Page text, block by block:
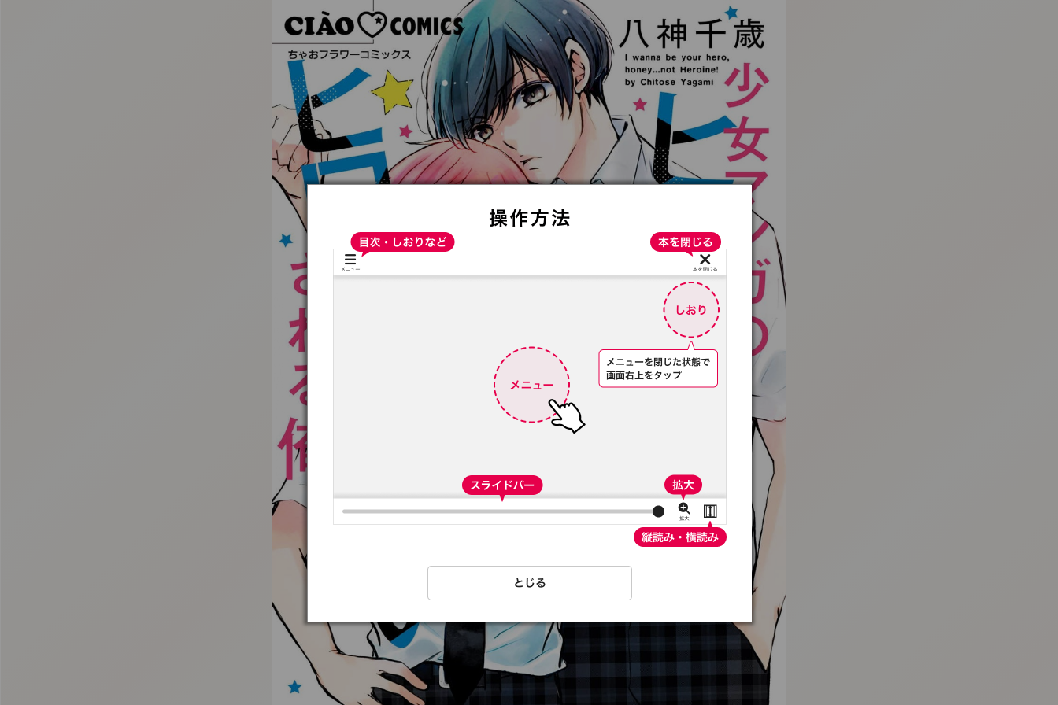
:692.15.692.945:t-vnqp.lunrzsdszk.vn.oi
:692.15.692.945:t-vnqp.lunrzsdszk.vn.oi :692.15.692.945:t-vnqp.lunrzsdszk.vn.oi